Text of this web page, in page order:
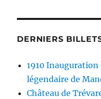
DERNIERS
1910
légendaire de
Château de